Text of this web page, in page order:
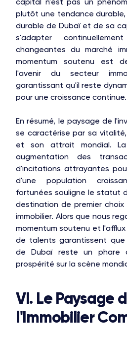
plutôt une tendance
durable de Dubaï et de sa
s'adapter
changeantes du marché
momentum soutenu est
l'avenir du secteur
garantissant qu'il reste
pour une croissance continue.
En résumé, le paysage de
se caractérise par sa
et son attrait mondial. La
augmentation des
d'incitations attrayantes
d'une population
fortunées souligne le statut
destination de premier choix
immobilier. Alors que nous
momentum soutenu et
de talents garantissent que
de Dubaï reste un phare
prospérité sur la scène
VI. Le Paysage
l'Immobilier